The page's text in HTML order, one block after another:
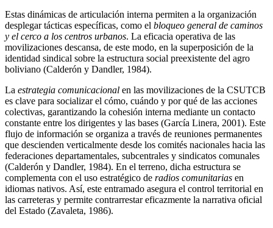
Estas dinámicas de articulación interna permiten a la organización
desplegar tácticas específicas, como el bloqueo general de caminos
y el cerco a los centros urbanos. La eficacia operativa de las
movilizaciones descansa, de este modo, en la superposición de la
identidad sindical sobre la estructura social preexistente del agro
boliviano (Calderón y Dandler, 1984).
La estrategia comunicacional en las movilizaciones de la CSUTCB
es clave para socializar el cómo, cuándo y por qué de las acciones
colectivas, garantizando la cohesión interna mediante un contacto
constante entre los dirigentes y las bases (García Linera, 2001). Este
flujo de información se organiza a través de reuniones permanentes
que descienden verticalmente desde los comités nacionales hacia las
federaciones departamentales, subcentrales y sindicatos comunales
(Calderón y Dandler, 1984). En el terreno, dicha estructura se
complementa con el uso estratégico de radios comunitarias en
idiomas nativos. Así, este entramado asegura el control territorial en
las carreteras y permite contrarrestar eficazmente la narrativa oficial
del Estado (Zavaleta, 1986).